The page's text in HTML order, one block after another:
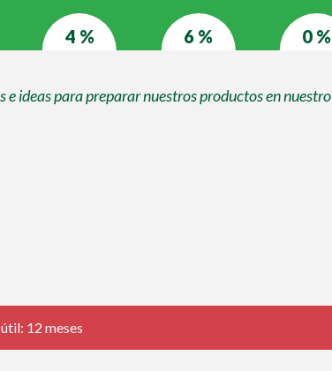
4 % 6 % 0 %
e ideas para preparar nuestros productos en nuestro
12 meses